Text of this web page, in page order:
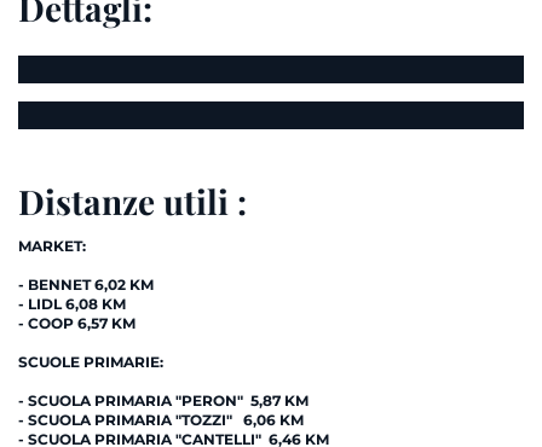
Distanze utili :
MARKET:
- BENNET 6,02 KM
- LIDL 6,08 KM
- COOP 6,57 KM
SCUOLE PRIMARIE:
- SCUOLA PRIMARIA "PERON" 5,87 KM
- SCUOLA PRIMARIA "TOZZI" 6,06 KM
- SCUOLA PRIMARIA "CANTELLI" 6,46 KM